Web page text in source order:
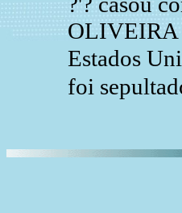
OLIVEIRA
Estados
foi